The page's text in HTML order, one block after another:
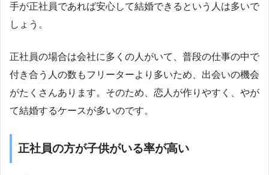
手が正社員であれば安心して結婚できるという人は多いで
しょう。
正社員の場合は会社に多くの人がいて、普段の仕事の中で
付き合う人の数もフリーターより多いため、出会いの機会
がたくさんあります。そのため、恋人が作りやすく、やが
て結婚するケースが多いのです。
正社員の方が子供がいる率が高い